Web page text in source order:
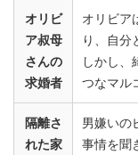
オリビ
ア叔母
さんの
求婚者
オリビア
り、自分
しかし、
つなマル
隔離さ
れた家
男嫌いの
事情を聞